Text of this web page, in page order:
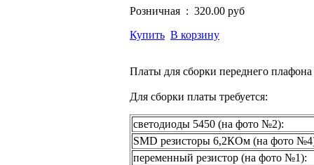
Розничная : 320.00 руб
Купить В корзину
Платы для сборки переднего
Для сборки платы требуется:
светодиоды 5450 (на фото №2):
SMD резисторы 6,2КОм (на фото
переменный резистор (на фото №1):